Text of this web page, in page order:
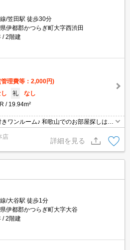
/笠田駅 徒歩30分
伊都郡かつらぎ町大字西渋田
2階建
管理費等：2,000円)
礼
なし
19.94m²
ワンルーム♪ 和歌山でのお部屋探しは、
ください！
店
詳細を見る
/大谷駅 徒歩1分
伊都郡かつらぎ町大字大谷
2階建